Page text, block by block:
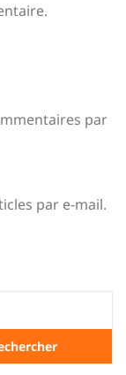
par
par e-mail.